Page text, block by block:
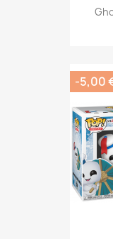
-5,00